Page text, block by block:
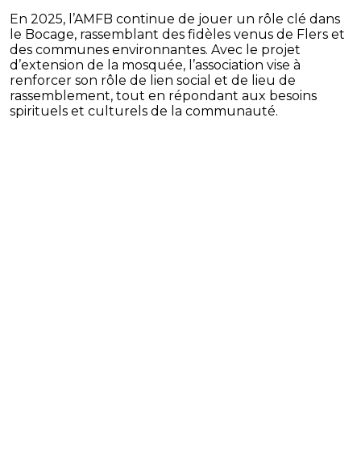
En 2025, l’AMFB continue de jouer un rôle clé dans
le Bocage, rassemblant des fidèles venus de Flers et
des communes environnantes. Avec le projet
d’extension de la mosquée, l’association vise à
renforcer son rôle de lien social et de lieu de
rassemblement, tout en répondant aux besoins
spirituels et culturels de la communauté.